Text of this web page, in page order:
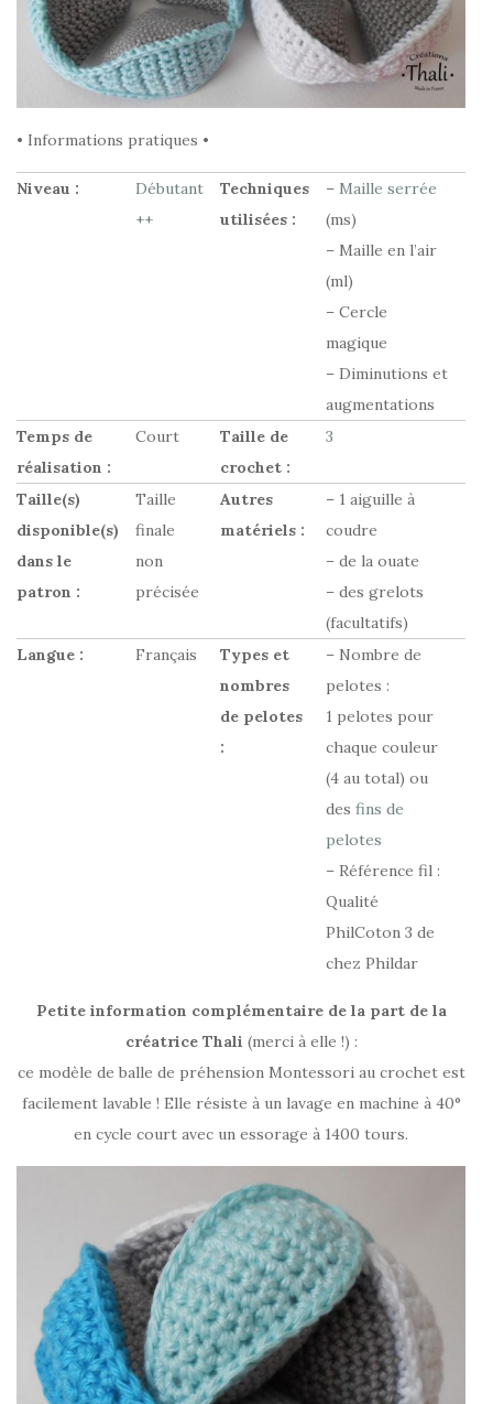
• Informations pratiques •
Niveau :
Débutant
++
Techniques
utilisées :
– Maille serrée
(ms)
– Maille en l’air
(ml)
– Cercle
magique
– Diminutions et
augmentations
Temps de
réalisation :
Court
Taille de
crochet :
3
Taille(s)
disponible(s)
dans le
patron :
Taille
finale
non
précisée
Autres
matériels :
– 1 aiguille à
coudre
– de la ouate
– des grelots
(facultatifs)
Langue :
Français
Types et
nombres
de pelotes
:
– Nombre de
pelotes :
1 pelotes pour
chaque couleur
(4 au total) ou
des fins de
pelotes
– Référence fil :
Qualité
PhilCoton 3 de
chez Phildar
Petite information complémentaire de la part de la
créatrice Thali (merci à elle !) :
ce modèle de balle de préhension Montessori au crochet est
facilement lavable ! Elle résiste à un lavage en machine à 40°
en cycle court avec un essorage à 1400 tours.